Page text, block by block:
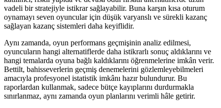
vadeli bir stratejiyle istikrar sağlayabilir. Buna karşın kısa oturum
oynamayı seven oyuncular için düşük varyanslı ve sürekli kazanç
sağlayan kazanç sistemleri daha keyiflidir.
Aynı zamanda, oyun performans geçmişinin analiz edilmesi,
oyuncuların hangi alternatiflerde daha istikrarlı sonuç aldıklarını ve
hangi temalarda oyuna bağlı kaldıklarını öğrenmelerine imkân verir.
Bettilt, bahisseverlerin geçmiş denemelerini gözlemleyebilmeleri
amacıyla profesyonel istatistik imkânı hazır bulundurur. Bu
raporlardan kullanmak, sadece bütçe kayıplarını durdurmakla
sınırlanmaz, aynı zamanda oyun planlarını verimli hâle getirir.